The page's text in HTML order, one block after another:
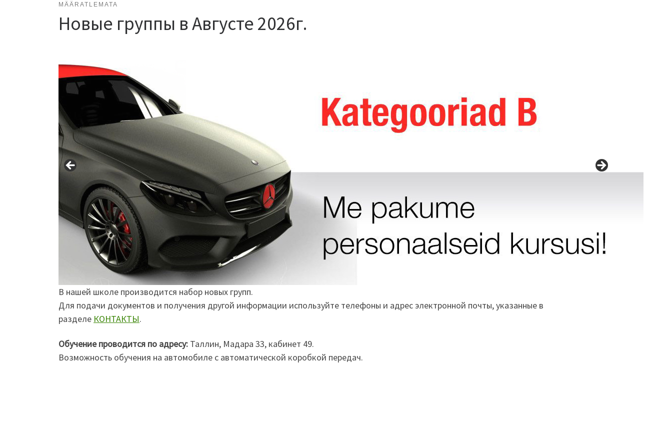
MÄÄRATLEMATA
Новые группы в Августе 2026г.
В нашей школе производится набор новых групп.
Для подачи документов и получения другой информации используйте телефоны и адрес электронной почты, указанные в
разделе КОНТАКТЫ.
Обучение проводится по адресу: Таллин, Мадара 33, кабинет 49.
Возможность обучения на автомобиле с автоматической коробкой передач.